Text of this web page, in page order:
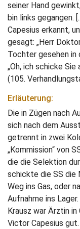
seiner Hand
bin links gegangen.
Capesius erkannt,
gesagt: „Herr
Tochter gesehen in
„Oh, ich schicke
(105.
Erläuterung:
Die in Zügen nach
sich nach dem
getrennt in zwei
„Kommission“ von
die die Selektion
schickte die SS die
Weg ins Gas, oder
Aufnahme ins
Krausz war Ärztin
Victor Capesius